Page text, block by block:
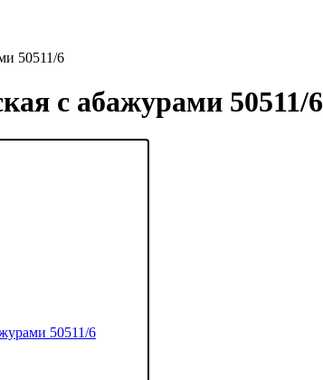
50511/6
с абажурами 50511/6